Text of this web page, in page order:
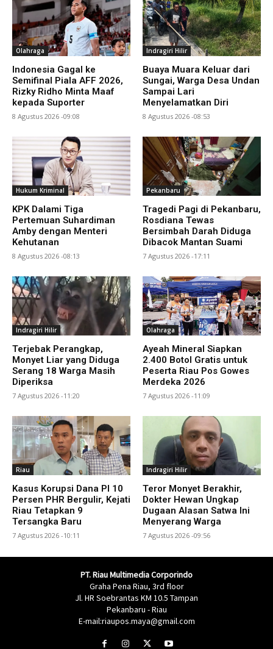
Olahraga
Indonesia Gagal ke
Semifinal Piala AFF 2026,
Rizky Ridho Minta Maaf
kepada Suporter
8 Agustus 2026 -09:08
Indragiri Hilir
Buaya Muara Keluar dari
Sungai, Warga Desa Undan
Sampai Lari
Menyelamatkan Diri
8 Agustus 2026 -08:53
Hukum Kriminal
KPK Dalami Tiga
Pertemuan Suhardiman
Amby dengan Menteri
Kehutanan
8 Agustus 2026 -08:13
Pekanbaru
Tragedi Pagi di Pekanbaru,
Rosdiana Tewas
Bersimbah Darah Diduga
Dibacok Mantan Suami
7 Agustus 2026 -17:11
Indragiri Hilir
Terjebak Perangkap,
Monyet Liar yang Diduga
Serang 18 Warga Masih
Diperiksa
7 Agustus 2026 -11:20
Olahraga
Ayeah Mineral Siapkan
2.400 Botol Gratis untuk
Peserta Riau Pos Gowes
Merdeka 2026
7 Agustus 2026 -11:09
Riau
Kasus Korupsi Dana PI 10
Persen PHR Bergulir, Kejati
Riau Tetapkan 9
Tersangka Baru
7 Agustus 2026 -10:11
Indragiri Hilir
Teror Monyet Berakhir,
Dokter Hewan Ungkap
Dugaan Alasan Satwa Ini
Menyerang Warga
7 Agustus 2026 -09:56
PT. Riau Multimedia Corporindo
Graha Pena Riau, 3rd floor
Jl. HR Soebrantas KM 10.5 Tampan
Pekanbaru - Riau
E-mail:riaupos.maya@gmail.com